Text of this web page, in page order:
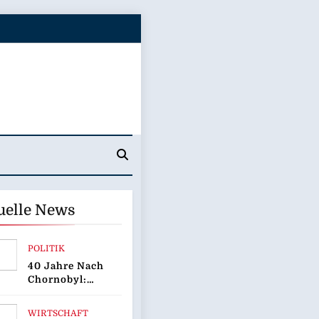
News
POLITIK
40 Jahre Nach
Chornobyl:
WIRTSCHAFT